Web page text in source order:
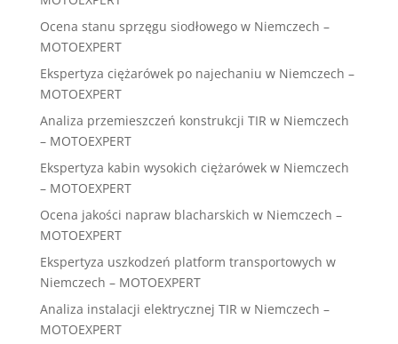
Ocena stanu sprzęgu siodłowego w Niemczech –
MOTOEXPERT
Ekspertyza ciężarówek po najechaniu w Niemczech –
MOTOEXPERT
Analiza przemieszczeń konstrukcji TIR w Niemczech
– MOTOEXPERT
Ekspertyza kabin wysokich ciężarówek w Niemczech
– MOTOEXPERT
Ocena jakości napraw blacharskich w Niemczech –
MOTOEXPERT
Ekspertyza uszkodzeń platform transportowych w
Niemczech – MOTOEXPERT
Analiza instalacji elektrycznej TIR w Niemczech –
MOTOEXPERT